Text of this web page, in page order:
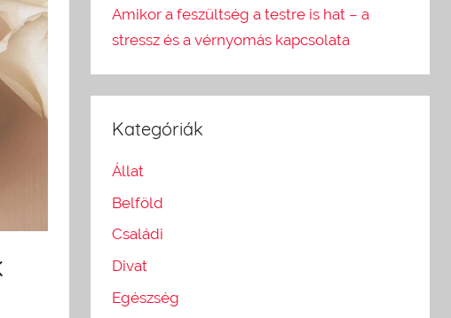
Amikor a feszültség a testre is hat – a
stressz és a vérnyomás kapcsolata
Kategóriák
Állat
Belföld
Családi
Divat
Egészség